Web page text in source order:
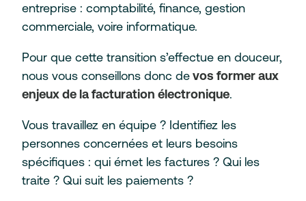
entreprise : comptabilité, finance, gestion
commerciale, voire informatique.
Pour que cette transition s’effectue en douceur,
nous vous conseillons donc devos former aux
enjeux de la facturation électronique.
Vous travaillez en équipe ? Identifiez les
personnes concernées et leurs besoins
spécifiques : qui émet les factures ? Qui les
traite ? Qui suit les paiements ?